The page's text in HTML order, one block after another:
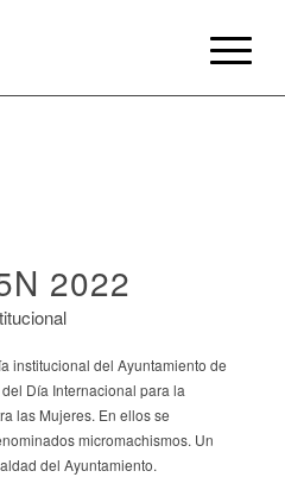
2022
institucional del Ayuntamiento de
Día Internacional para la
las Mujeres. En ellos se
micromachismos. Un
del Ayuntamiento.